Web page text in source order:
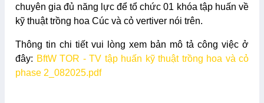
chuyên gia đủ năng lực để tổ chức 01 khóa tập huấn về
kỹ thuật trồng hoa Cúc và cỏ vertiver nói trên.
Thông tin chi tiết vui lòng xem bản mô tả công việc ở
đây: BftW TOR - TV tập huấn kỹ thuật trồng hoa và cỏ
phase 2_082025.pdf